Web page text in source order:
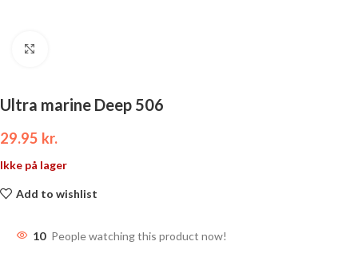
Ultra marine Deep 506
29.95 kr.
Ikke på lager
Add to wishlist
10 People watching this product now!